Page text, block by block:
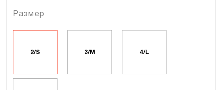
Размер
2/S 3/M 4/L